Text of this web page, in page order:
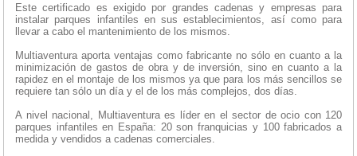
Este certificado es exigido por grandes cadenas y empresas para
instalar parques infantiles en sus establecimientos, así como para
llevar a cabo el mantenimiento de los mismos.
Multiaventura aporta ventajas como fabricante no sólo en cuanto a la
minimización de gastos de obra y de inversión, sino en cuanto a la
rapidez en el montaje de los mismos ya que para los más sencillos se
requiere tan sólo un día y el de los más complejos, dos días.
A nivel nacional, Multiaventura es líder en el sector de ocio con 120
parques infantiles en España: 20 son franquicias y 100 fabricados a
medida y vendidos a cadenas comerciales.